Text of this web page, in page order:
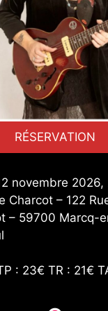
RÉSERVATION
novembre 2026,
Charcot – 122
– 59700 Marcq-
: 23€ TR : 21€